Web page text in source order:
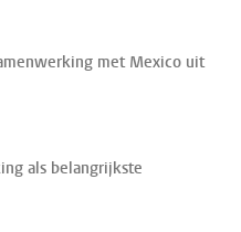
met Mexico uit
als belangrijkste